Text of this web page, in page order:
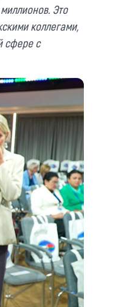
Это
коллегами,
сфере с